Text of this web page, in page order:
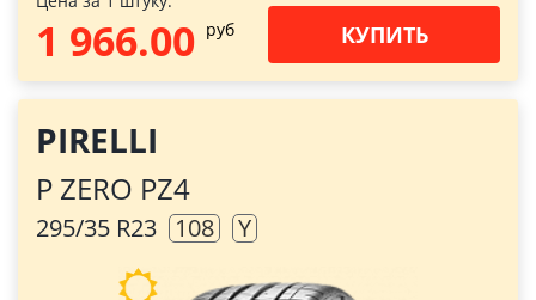
1 966.00 pуб КУПИТЬ
PIRELLI
P ZERO PZ4
295/35 R23 108 Y